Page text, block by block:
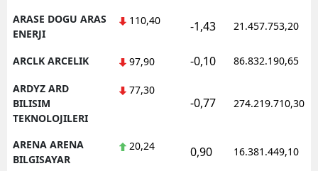
ARASE DOGU ARAS
ENERJI
110,40 -1,43 21.457.753,20
ARCLK ARCELIK 97,90 -0,10 86.832.190,65
ARDYZ ARD
BILISIM
TEKNOLOJILERI
77,30
-0,77 274.219.710,30
ARENA ARENA
BILGISAYAR
20,24 0,90 16.381.449,10